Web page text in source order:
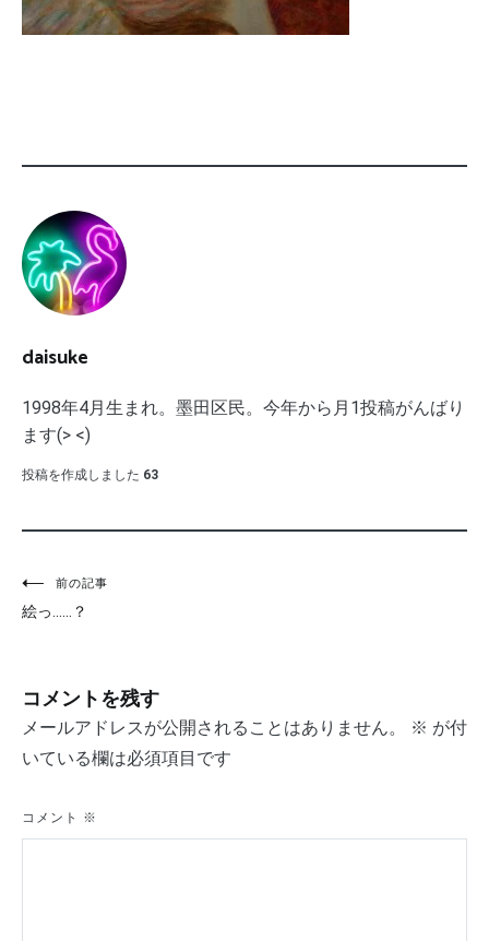
daisuke
1998年4月生まれ。墨田区民。今年から月1投稿がんばり
ます(> <)
投稿を作成しました 63
投
稿
ビ
ゲ
シ
前の記事
絵っ……？
コメントを残す
メールアドレスが公開されることはありません。 ※ が付
いている欄は必須項目です
コメント ※